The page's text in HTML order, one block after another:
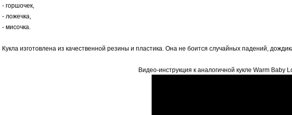
- горшочек,
- ложечка,
- мисочка.
Кукла изготовлена из качественной резины и пластика. Она не боится случайных падений,
Видео-инструкция к аналогичной кукле Warm Baby